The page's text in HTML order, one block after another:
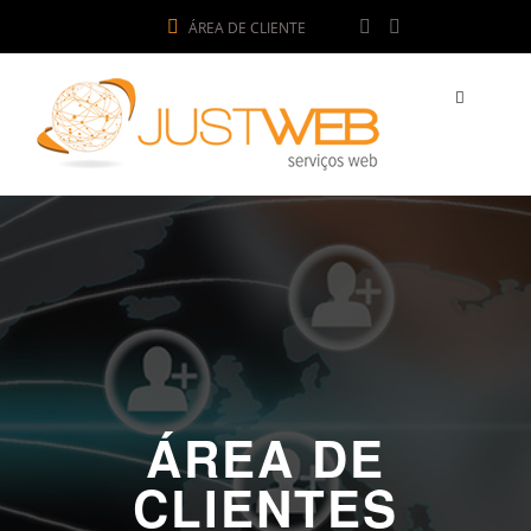
ÁREA DE CLIENTE
ÁREA DE
CLIENTES